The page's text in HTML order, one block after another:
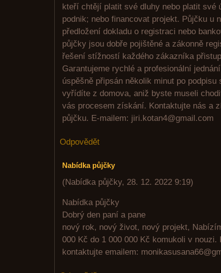
kteří chtějí platit své dluhy nebo platit své
podnik; nebo financovat projekt. Půjčku u
předložení dokladu o registraci nebo
půjčky jsou dobře pojištěné a zákonně
řešení stížností každého zákazníka
Garantujeme rychlé a profesionální
úspěšně připsán několik minut po
vyřídíte z domova, aniž byste museli
vás procesem získání. Kontaktujte nás a
půjčku. E-mailem: jiri.kotan4@gmail.com
Odpovědět
Nabídka půjčky
(Nabídka půjčky, 28. 12. 2022 9:19)
Nabídka půjčky
Dobrý den paní a pane
nový rok, nový život, nový projekt,
000 Kč do 1 000 000 Kč komukoli v
kontaktujte emailem: